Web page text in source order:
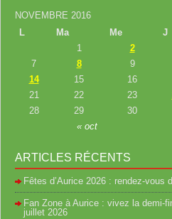
NOVEMBRE 2016
L
Ma Me J
« oct
1 2
7
8 9
14
15 16
21
22 23
28
29 30
ARTICLES RÉCENTS
Fêtes d’Aurice 2026 : rendez-vous
Fan Zone à Aurice : vivez la demi-
juillet 2026